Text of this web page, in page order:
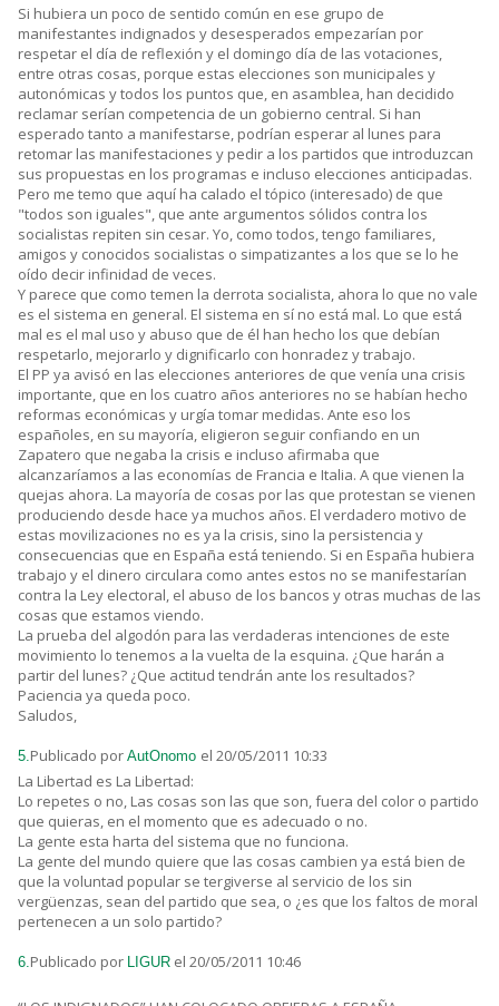
Si hubiera un poco de sentido común en ese grupo de
manifestantes indignados y desesperados empezarían por
respetar el día de reflexión y el domingo día de las votaciones,
entre otras cosas, porque estas elecciones son municipales y
autonómicas y todos los puntos que, en asamblea, han decidido
reclamar serían competencia de un gobierno central. Si han
esperado tanto a manifestarse, podrían esperar al lunes para
retomar las manifestaciones y pedir a los partidos que introduzcan
sus propuestas en los programas e incluso elecciones anticipadas.
Pero me temo que aquí ha calado el tópico (interesado) de que
"todos son iguales", que ante argumentos sólidos contra los
socialistas repiten sin cesar. Yo, como todos, tengo familiares,
amigos y conocidos socialistas o simpatizantes a los que se lo he
oído decir infinidad de veces.
Y parece que como temen la derrota socialista, ahora lo que no vale
es el sistema en general. El sistema en sí no está mal. Lo que está
mal es el mal uso y abuso que de él han hecho los que debían
respetarlo, mejorarlo y dignificarlo con honradez y trabajo.
El PP ya avisó en las elecciones anteriores de que venía una crisis
importante, que en los cuatro años anteriores no se habían hecho
reformas económicas y urgía tomar medidas. Ante eso los
españoles, en su mayoría, eligieron seguir confiando en un
Zapatero que negaba la crisis e incluso afirmaba que
alcanzaríamos a las economías de Francia e Italia. A que vienen la
quejas ahora. La mayoría de cosas por las que protestan se vienen
produciendo desde hace ya muchos años. El verdadero motivo de
estas movilizaciones no es ya la crisis, sino la persistencia y
consecuencias que en España está teniendo. Si en España hubiera
trabajo y el dinero circulara como antes estos no se manifestarían
contra la Ley electoral, el abuso de los bancos y otras muchas de las
cosas que estamos viendo.
La prueba del algodón para las verdaderas intenciones de este
movimiento lo tenemos a la vuelta de la esquina. ¿Que harán a
partir del lunes? ¿Que actitud tendrán ante los resultados?
Paciencia ya queda poco.
Saludos,
5.Publicado por AutOnomo el 20/05/2011 10:33
La Libertad es La Libertad:
Lo repetes o no, Las cosas son las que son, fuera del color o partido
que quieras, en el momento que es adecuado o no.
La gente esta harta del sistema que no funciona.
La gente del mundo quiere que las cosas cambien ya está bien de
que la voluntad popular se tergiverse al servicio de los sin
vergüenzas, sean del partido que sea, o ¿es que los faltos de moral
pertenecen a un solo partido?
6.Publicado por LIGUR el 20/05/2011 10:46